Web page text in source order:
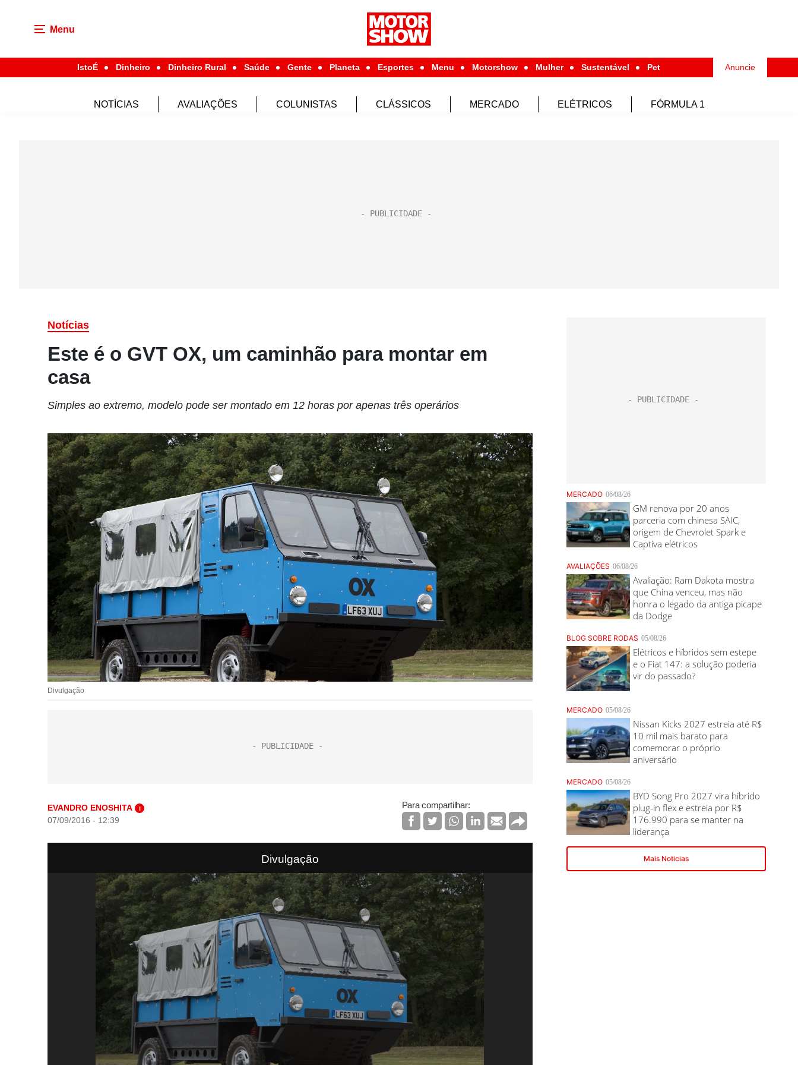
Menu
IstoÉ Dinheiro Dinheiro Rural Saúde Gente Planeta Esportes Menu Motorshow Mulher Sustentável Pet Anuncie
NOTÍCIAS AVALIAÇÕES COLUNISTAS CLÁSSICOS MERCADO ELÉTRICOS FÓRMULA 1
Notícias
Este é o GVT OX, um caminhão para montar em
casa
Simples ao extremo, modelo pode ser montado em 12 horas por apenas três operários
Divulgação
EVANDRO ENOSHITA i
07/09/2016 - 12:39
Para compartilhar:
Divulgação